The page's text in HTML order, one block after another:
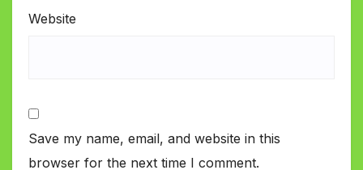
Website
Save my name, email, and website in this
browser for the next time I comment.